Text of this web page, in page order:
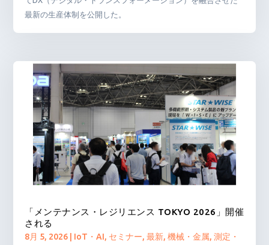
最新の生産体制を公開した。
「メンテナンス・レジリエンス TOKYO 2026」開催
される
8月 5, 2026 | IoT・AI, セミナー,最新,機械・金属,測定・